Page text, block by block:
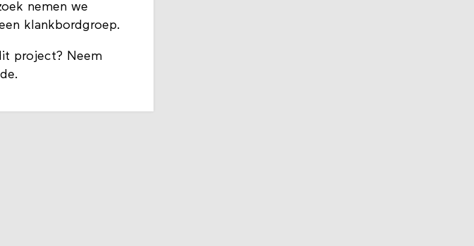
nemen we
klankbordgroep.
project? Neem